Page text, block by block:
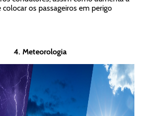
os passageiros em perigo
4. Meteorologia